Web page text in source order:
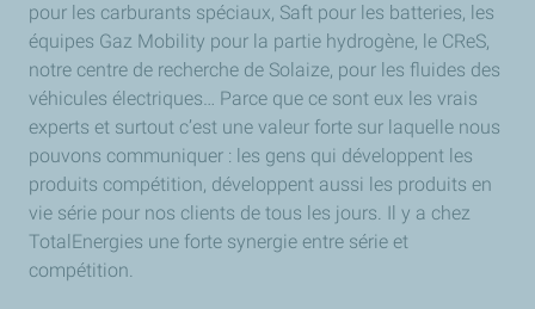
pour les carburants spéciaux, Saft pour les batteries, les
équipes Gaz Mobility pour la partie hydrogène, le CReS,
notre centre de recherche de Solaize, pour les fluides des
véhicules électriques… Parce que ce sont eux les vrais
experts et surtout c’est une valeur forte sur laquelle nous
pouvons communiquer : les gens qui développent les
produits compétition, développent aussi les produits en
vie série pour nos clients de tous les jours. Il y a chez
TotalEnergies une forte synergie entre série et
compétition.